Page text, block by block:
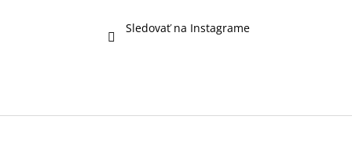
Sledovať na Instagrame